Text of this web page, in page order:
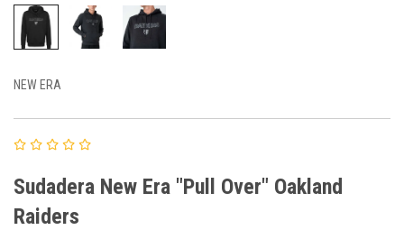
NEW ERA
Sudadera New Era "Pull Over" Oakland
Raiders